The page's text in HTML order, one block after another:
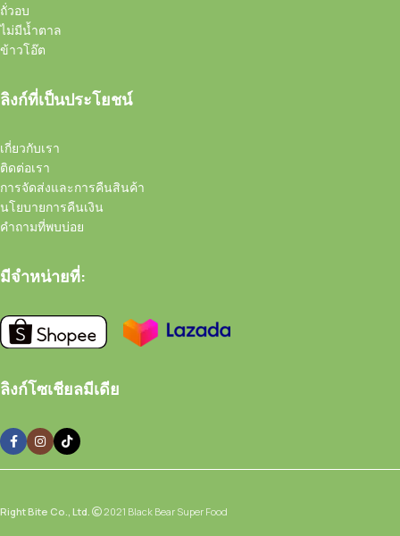
ถั่วอบ
ไม่มีน้ำตาล
ข้าวโอ๊ต
ลิงก์ที่เป็นประโยชน์
เกี่ยวกับเรา
ติดต่อเรา
การจัดส่งและการคืนสินค้า
นโยบายการคืนเงิน
คำถามที่พบบ่อย
มีจำหน่ายที่:
ลิงก์โซเชียลมีเดีย
Right Bite Co., Ltd. 2021 Black Bear Super Food